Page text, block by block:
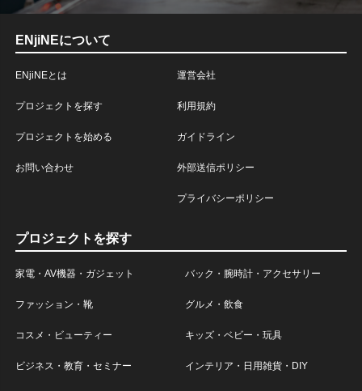
ENjiNEについて
ENjiNEとは
プロジェクトを探す
プロジェクトを始める
お問い合わせ
運営会社
利用規約
ガイドライン
外部送信ポリシー
プライバシーポリシー
プロジェクトを探す
家電・AV機器・ガジェット バック・腕時計・アクセサリー
ファッション・靴 グルメ・飲食
コスメ・ビューティー キッズ・ベビー・玩具
ビジネス・教育・セミナー インテリア・日用雑貨・DIY